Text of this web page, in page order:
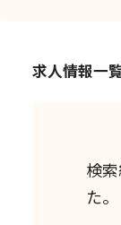
求人情報一
検
た。